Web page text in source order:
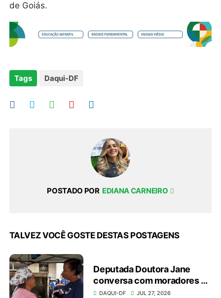
de Goiás.
Tags Daqui-DF
POSTADO POR EDIANA CARNEIRO
TALVEZ VOCÊ GOSTE DESTAS POSTAGENS
Deputada Doutora Jane
conversa com moradores e
apresenta investimentos
DAQUI-DF JUL 27, 2026